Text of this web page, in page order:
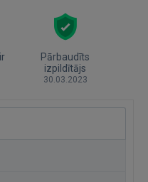
Pārbaudīts
izpildītājs
30.03.2023